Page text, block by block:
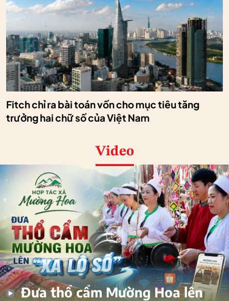
Fitch chỉ ra bài toán vốn cho mục tiêu tăng
trưởng hai chữ số của Việt Nam
Video
Đưa thổ cẩm Mường Hoa lên